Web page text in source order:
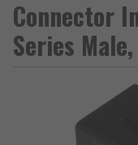
Connector
Series